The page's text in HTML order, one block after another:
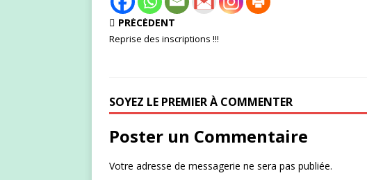
PRÉCÉDENT
Reprise des inscriptions !!!
SOYEZ LE PREMIER À COMMENTER
Poster un Commentaire
Votre adresse de messagerie ne sera pas publiée.